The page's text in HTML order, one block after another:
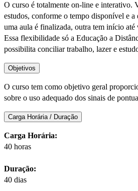
O curso é totalmente on-line e interativo.
estudos, conforme o tempo disponível e a
uma aula é finalizada, outra tem início
Essa flexibilidade só a Educação a
possibilita conciliar trabalho, lazer e
Objetivos
O curso tem como objetivo geral
sobre o uso adequado dos sinais de
Carga Horária / Duração
Carga Horária:
40 horas
Duração:
40 dias